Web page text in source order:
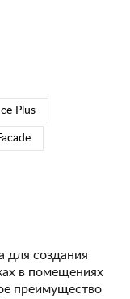
Plus
для создания
в помещениях
преимущество